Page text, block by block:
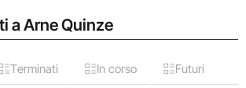
a Arne Quinze
Terminati In corso Futuri